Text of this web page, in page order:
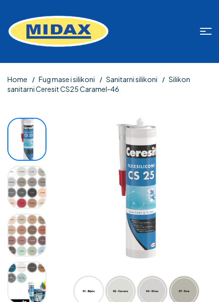
Home Fug mase i silikoni Sanitarni silikoni
Silikon
sanitarni Ceresit CS25 Caramel-46